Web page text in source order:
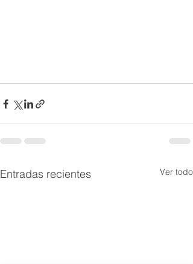
Entradas recientes Ver todo